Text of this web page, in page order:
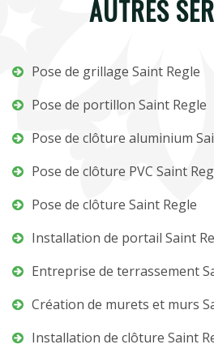
AUTRES
Pose de grillage Saint Regle
Pose de portillon Saint Regle
Pose de clôture aluminium
Pose de clôture PVC Saint
Pose de clôture Saint Regle
Installation de portail Saint
Entreprise de terrassement
Création de murets et murs
Installation de clôture Saint